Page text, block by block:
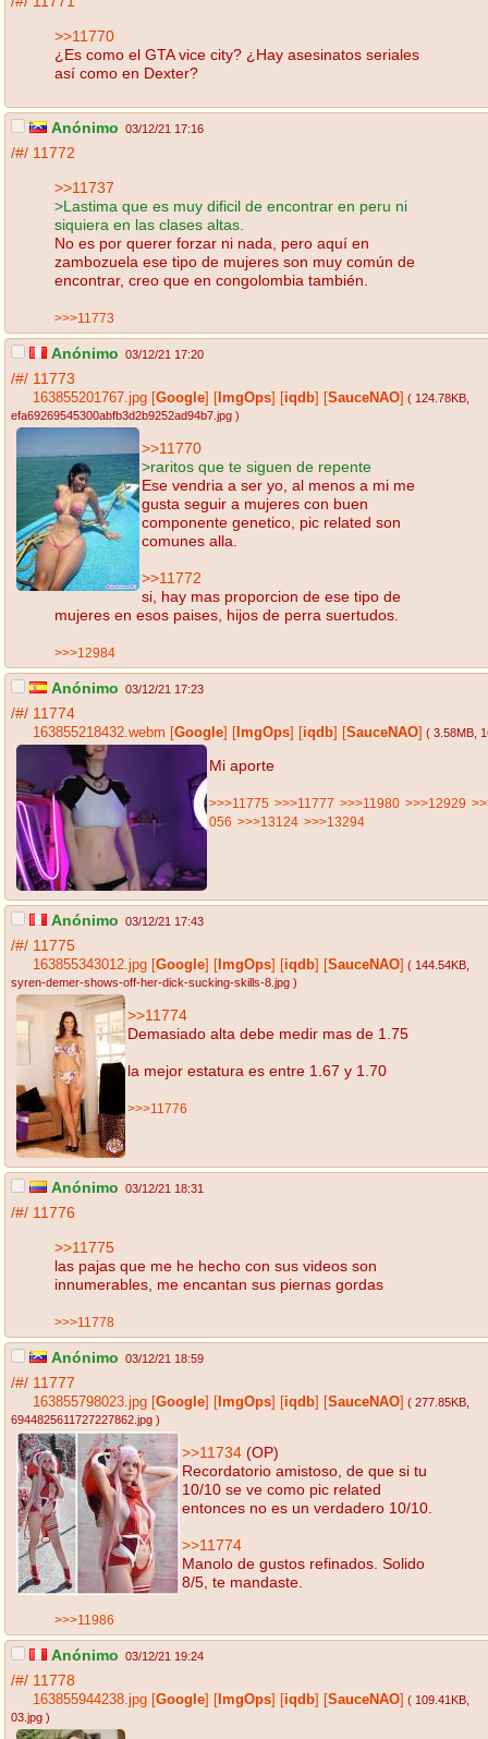
>>11770
¿Es como el GTA vice city? ¿Hay asesinatos seriales
así como en Dexter?
Anónimo 03/12/21 17:16
/#/ 11772
>>11737
>Lastima que es muy dificil de encontrar en peru ni
siquiera en las clases altas.
No es por querer forzar ni nada, pero aquí en
zambozuela ese tipo de mujeres son muy común de
encontrar, creo que en congolombia también.
>>>11773
Anónimo 03/12/21 17:20
/#/ 11773
163855201767.jpg Google ImgOps iqdb SauceNAO ( 124.78KB
efa69269545300abfb3d2b9252ad94b7.jpg )
>>11770
>raritos que te siguen de repente
Ese vendria a ser yo, al menos a mi me
gusta seguir a mujeres con buen
componente genetico, pic related son
comunes alla.
>>11772
si, hay mas proporcion de ese tipo de
mujeres en esos paises, hijos de perra suertudos.
>>>12984
Anónimo 03/12/21 17:23
/#/ 11774
163855218432.webm Google ImgOps iqdb SauceNAO ( 3.58MB ,
Mi aporte
>>>11775 >>>11777 >>>11980 >>>12929
056 >>>13124 >>>13294
Anónimo 03/12/21 17:43
/#/ 11775
163855343012.jpg Google ImgOps iqdb SauceNAO ( 144.54KB
syren-demer-shows-off-her-dick-sucking-skills-8.jpg )
>>11774
Demasiado alta debe medir mas de 1.75
la mejor estatura es entre 1.67 y 1.70
>>>11776
Anónimo 03/12/21 18:31
/#/ 11776
>>11775
las pajas que me he hecho con sus videos son
innumerables, me encantan sus piernas gordas
>>>11778
Anónimo 03/12/21 18:59
/#/ 11777
163855798023.jpg Google ImgOps iqdb SauceNAO ( 277.85KB
6944825611727227862.jpg )
>>11734 (OP)
Recordatorio amistoso, de que si tu
10/10 se ve como pic related
entonces no es un verdadero 10/10.
>>11774
Manolo de gustos refinados. Solido
8/5, te mandaste.
>>>11986
Anónimo 03/12/21 19:24
/#/ 11778
163855944238.jpg Google ImgOps iqdb SauceNAO ( 109.41KB
03.jpg )